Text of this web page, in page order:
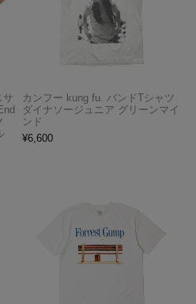
サ
カンフー kung fu. バンドTシャツ
ダイナソージュニア グリーンマイ
ンド
¥6,600